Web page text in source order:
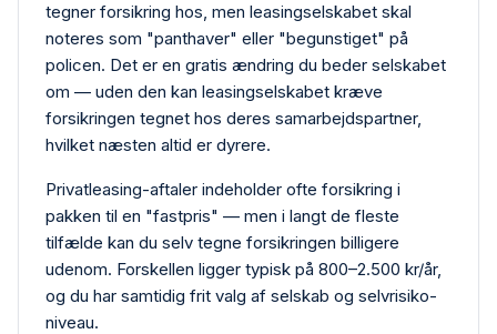
tegner forsikring hos, men leasing­selskabet skal
noteres som "panthaver" eller "begunstiget" på
policen. Det er en gratis ændring du beder selskabet
om — uden den kan leasing­selskabet kræve
forsikringen tegnet hos deres samarbejdspartner,
hvilket næsten altid er dyrere.
Privat­leasing-aftaler indeholder ofte forsikring i
pakken til en "fastpris" — men i langt de fleste
tilfælde kan du selv tegne forsikringen billigere
udenom. Forskellen ligger typisk på 800–2.500 kr/år,
og du har samtidig frit valg af selskab og selvrisiko­
niveau.